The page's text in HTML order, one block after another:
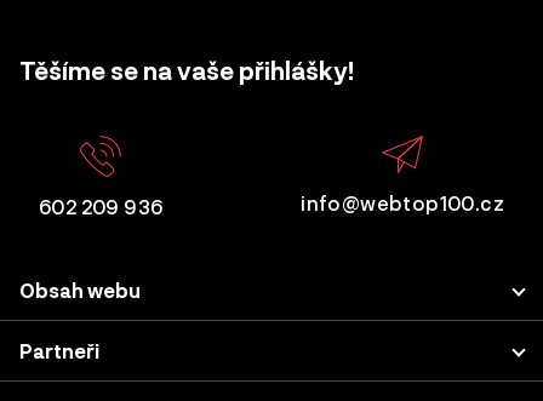
Těšíme se na vaše přihlášky!
602 209 936 info@webtop100.cz
Obsah webu
Porota
Přihlášení projektu
Partneři